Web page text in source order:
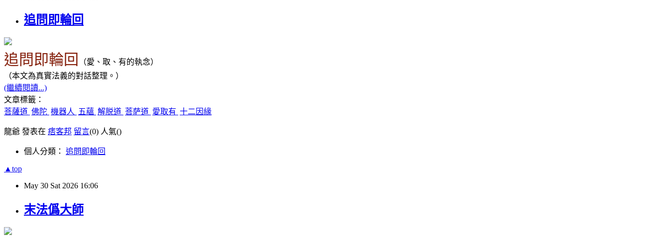
追問即輪回
追問即輪回 （愛、取、有的執念）
（本文為真實法義的對話整理。）
(繼續閱讀...)
文章標籤：
菩薩道 佛陀 機器人 五蘊 解脱道 菩萨道 愛取有 十二因緣
龍爺 發表在 痞客邦 留言(0) 人氣()
個人分類： 追問即輪回
▲top
May 30 Sat 2026 16:06
末法僞大師